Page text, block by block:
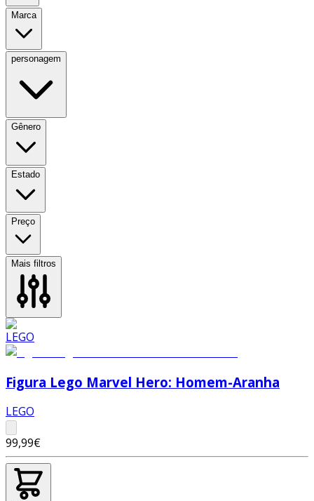
Marca
personagem
Gênero
Estado
Preço
Mais filtros
Figura Lego Marvel Hero: Homem-Aranha
LEGO
99,99€